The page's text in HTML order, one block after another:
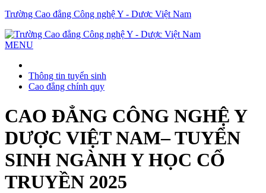
Trường Cao đẳng Công nghệ Y - Dược Việt Nam
MENU
Thông tin tuyển sinh
Cao đẳng chính quy
CAO ĐẲNG CÔNG NGHỆ Y
DƯỢC VIỆT NAM– TUYỂN
SINH NGÀNH Y HỌC CỔ
TRUYỀN 2025